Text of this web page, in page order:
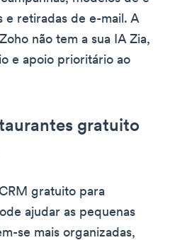
e retiradas de e-mail. A
não tem a sua IA Zia,
e apoio prioritário ao
gratuito
gratuito para
ajudar as pequenas
se mais organizadas,